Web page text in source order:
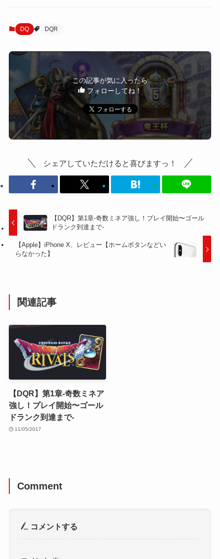
DQ DQR
この記事が気に入ったら
フォローしてね！
シェアしていただけると喜びますっ！
【DQR】第1章-奇数ミネア強し！プレイ開始〜ゴール
ドランク到達まで-
【Apple】iPhone X、レビュー【ホームボタンなどい
らなかった】
関連記事
【DQR】第1章-奇数ミネア
強し！プレイ開始〜ゴール
ドランク到達まで-
11/05/2017
Comment
コメントする